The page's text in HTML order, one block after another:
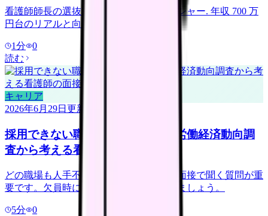
看護師師長の選抜・業務・年収・プレッシャー. 年収 700 万
円台のリアルと向き不向き.
1分
0
読む
キャリア
2026年6月29日 更新
採用できない職場を見抜くには？労働経済動向調
査から考える看護師の面接質問
どの職場も人手不足に見える時代こそ、面接で聞く質問が重
要です。欠員時に何を減らすかを確認しましょう。
5分
0